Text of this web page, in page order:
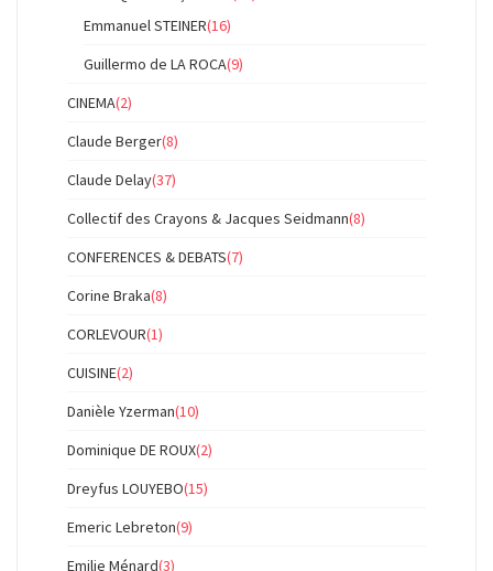
Emmanuel STEINER(16)
Guillermo de LA ROCA(9)
CINEMA(2)
Claude Berger(8)
Claude Delay(37)
Collectif des Crayons & Jacques Seidmann(8)
CONFERENCES & DEBATS(7)
Corine Braka(8)
CORLEVOUR(1)
CUISINE(2)
Danièle Yzerman(10)
Dominique DE ROUX(2)
Dreyfus LOUYEBO(15)
Emeric Lebreton(9)
Emilie Ménard(3)